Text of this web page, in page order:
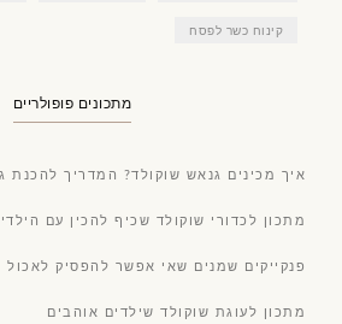
קינוח כשר לפסח
מתכונים פופולריים
איך מכינים גנאש שוקולד? המדריך להכנת
מתכון לכדורי שוקולד שכיף להכין עם
פנקייקים שמנים שאי אפשר להפסיק לאכול
מתכון לעוגת שוקולד שילדים אוהבים